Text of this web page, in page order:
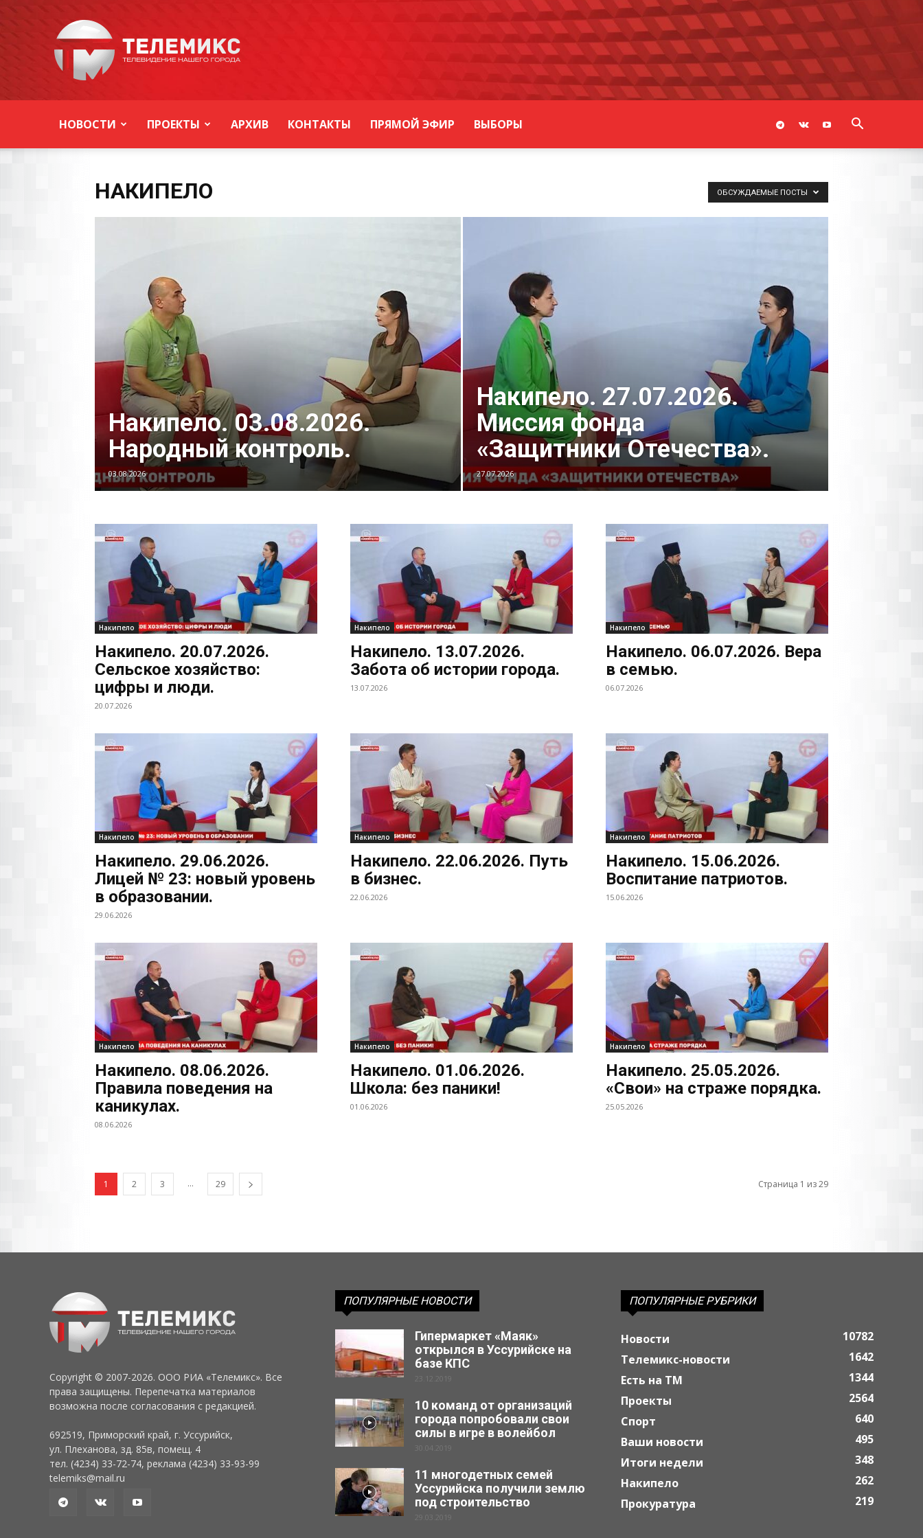
Уссурийска
НОВОСТИ ПРОЕКТЫ АРХИВ КОНТАКТЫ ПРЯМОЙ ЭФИР ВЫБОРЫ
НАКИПЕЛО ОБСУЖДАЕМЫЕ ПОСТЫ
Накипело. 03.08.2026.
Народный контроль.
03.08.2026
Накипело. 27.07.2026.
Миссия фонда
«Защитники Отечества».
27.07.2026
Накипело
Накипело. 20.07.2026.
Сельское хозяйство:
цифры и люди.
20.07.2026
Накипело
Накипело. 13.07.2026.
Забота об истории города.
13.07.2026
Накипело
Накипело. 06.07.2026. Вера
в семью.
06.07.2026
Накипело
Накипело. 29.06.2026.
Лицей № 23: новый уровень
в образовании.
29.06.2026
Накипело
Накипело. 22.06.2026. Путь
в бизнес.
22.06.2026
Накипело
Накипело. 15.06.2026.
Воспитание патриотов.
15.06.2026
Накипело
Накипело. 08.06.2026.
Правила поведения на
каникулах.
08.06.2026
Накипело
Накипело. 01.06.2026.
Школа: без паники!
01.06.2026
Накипело
Накипело. 25.05.2026.
«Свои» на страже порядка.
25.05.2026
1 2 3 ... 29 Страница 1 из 29
Copyright © 2007-2026. ООО РИА «Телемикс». Все
права защищены. Перепечатка материалов
возможна после согласования с редакцией.
692519, Приморский край, г. Уссурийск,
ул. Плеханова, зд. 85в, помещ. 4
тел. (4234) 33-72-74, реклама (4234) 33-93-99
telemiks@mail.ru
ПОПУЛЯРНЫЕ НОВОСТИ
Гипермаркет «Маяк»
открылся в Уссурийске на
базе КПС
23.12.2019
10 команд от организаций
города попробовали свои
силы в игре в волейбол
30.04.2019
11 многодетных семей
Уссурийска получили землю
под строительство
29.03.2019
ПОПУЛЯРНЫЕ РУБРИКИ
Новости
10782
Телемикс-новости
1642
Есть на ТМ
1344
Проекты
2564
Спорт
640
Ваши новости
495
Итоги недели
348
Накипело
262
Прокуратура
219